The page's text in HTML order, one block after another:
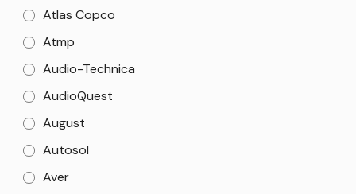
Atlas Copco
Atmp
Audio-Technica
AudioQuest
August
Autosol
Aver